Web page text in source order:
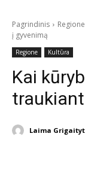
Pagrindinis Regione
į gyvenimą
Regione Kultūra
Kai
Laima